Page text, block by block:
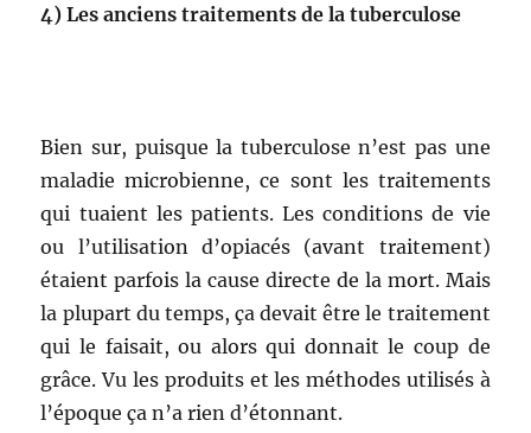
4)Les anciens traitements de la tuberculose
Bien sur, puisque la tuberculose n’est pas une
maladie microbienne, ce sont les traitements
qui tuaient les patients. Les conditions de vie
ou l’utilisation d’opiacés (avant traitement)
étaient parfois la cause directe de la mort. Mais
la plupart du temps, ça devait être le traitement
qui le faisait, ou alors qui donnait le coup de
grâce. Vu les produits et les méthodes utilisés à
l’époque ça n’a rien d’étonnant.